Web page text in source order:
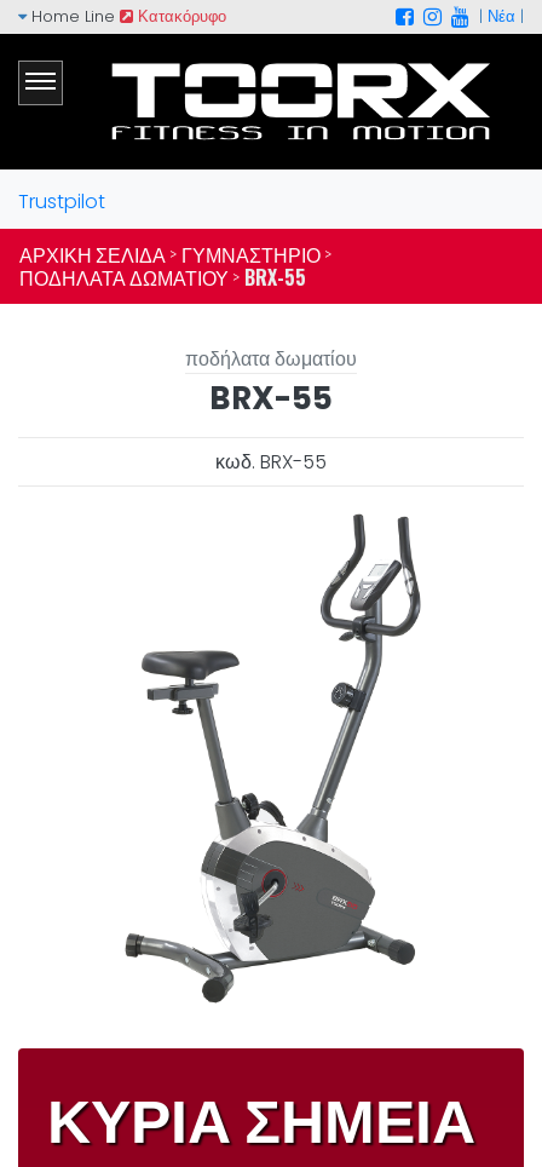
Home Line Κατακόρυφο | Νέα |
Trustpilot
ΑΡΧΙΚΉ ΣΕΛΊΔΑ > ΓΥΜΝΑΣΤΉΡΙΟ >
ΠΟΔΉΛΑΤΑ ΔΩΜΑΤΊΟΥ > BRX-55
ποδήλατα δωματίου
BRX-55
κωδ. BRX-55
ΚΥΡΙΑ ΣΗΜΕΙΑ